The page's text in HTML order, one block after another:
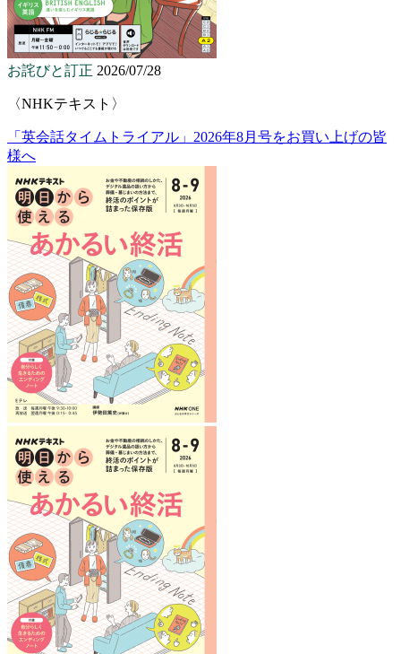
お詫びと訂正 2026/07/28
〈NHKテキスト〉
「英会話タイムトライアル」2026年8月号をお買い上げの皆
様へ